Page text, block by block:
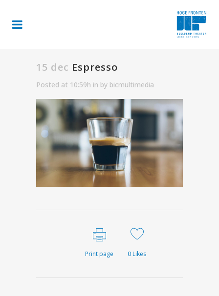
15 dec Espresso
Posted at 10:59h in by bicmultimedia
Print page 0Likes